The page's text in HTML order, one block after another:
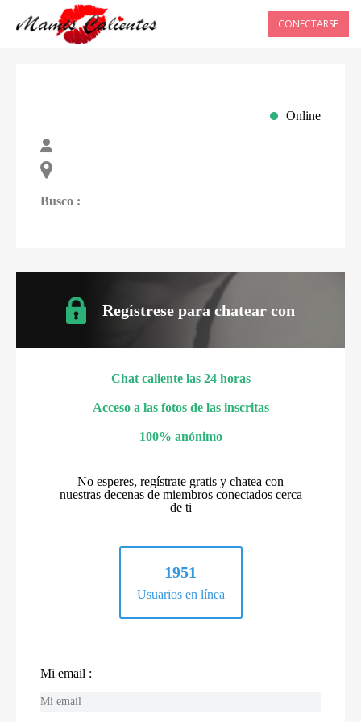
CONECTARSE
Online
Busco :
Regístrese para chatear con
Chat caliente las 24 horas
Acceso a las fotos de las inscritas
100% anónimo
No esperes, regístrate gratis y chatea con
nuestras decenas de miembros conectados cerca
de ti
1951
Usuarios en línea
Mi email :